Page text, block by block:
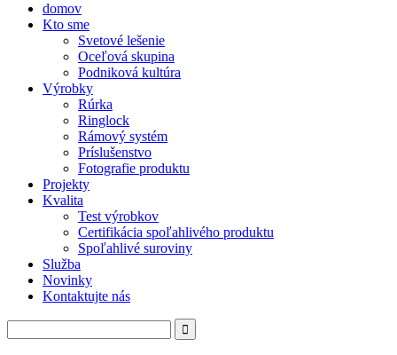
domov
Kto sme
Svetové lešenie
Oceľová skupina
Podniková kultúra
Výrobky
Rúrka
Ringlock
Rámový systém
Príslušenstvo
Fotografie produktu
Projekty
Kvalita
Test výrobkov
Certifikácia spoľahlivého produktu
Spoľahlivé suroviny
Služba
Novinky
Kontaktujte nás